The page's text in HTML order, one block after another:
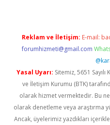
Reklam ve İletişim: E-mail:
forumhizmeti@gmail.com
Yasal Uyarı: Sitemiz, 5651
ve İletişim Kurumu (BTK)
olarak hizmet vermektedir. Bu
olarak denetleme veya araştırma
Ancak, üyelerimiz yazdıkları